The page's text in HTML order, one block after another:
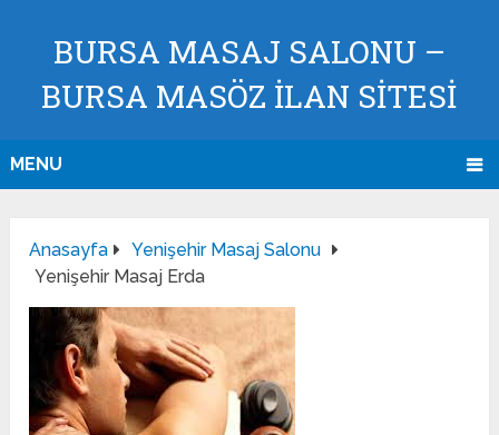
BURSA MASAJ SALONU –
BURSA MASÖZ İLAN SİTESİ
MENU
Anasayfa
Yenişehir Masaj Salonu
Yenişehir Masaj Erda